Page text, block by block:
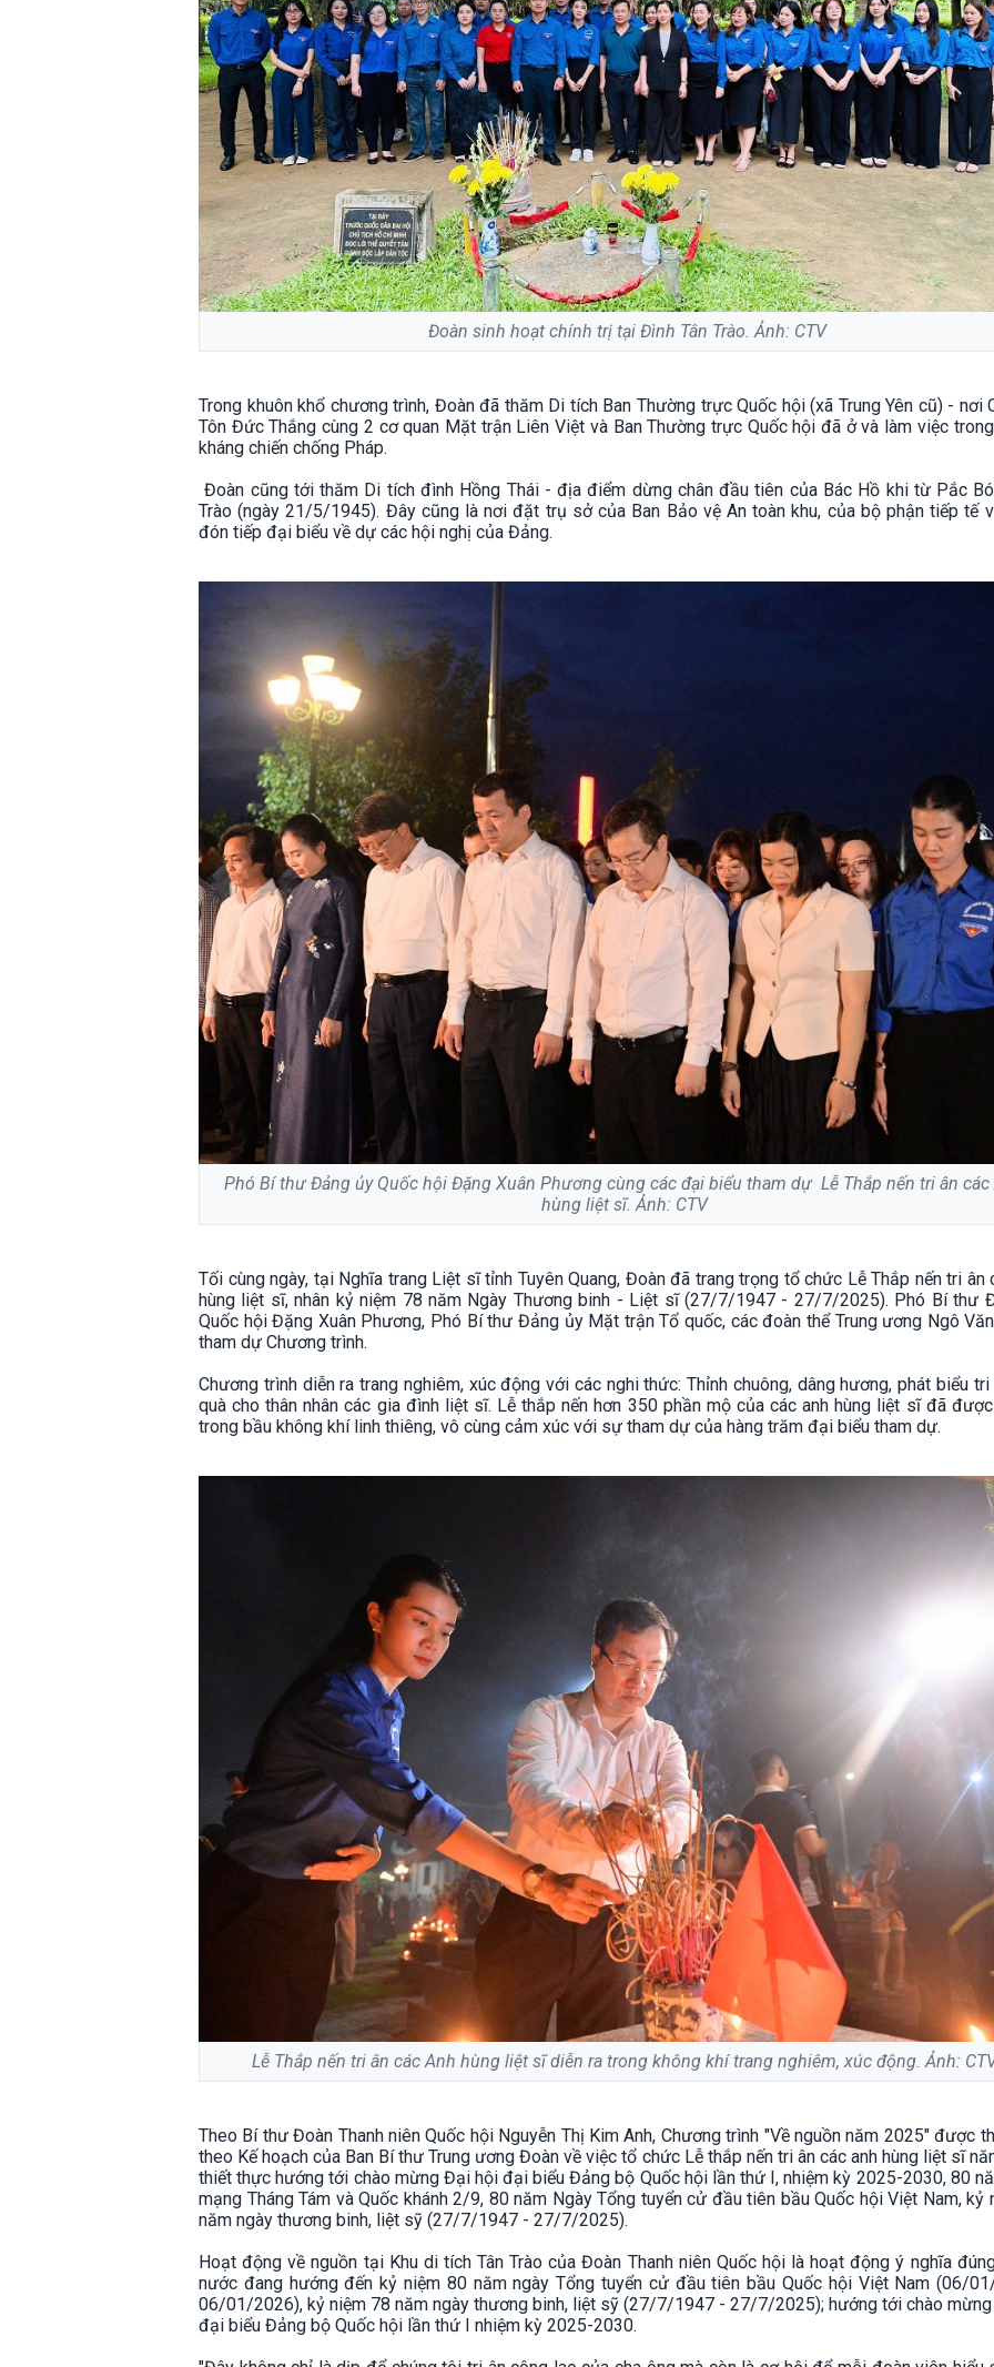
Đoàn sinh hoạt chính trị tại Đình Tân Trào. Ảnh: CTV
Trong khuôn khổ chương trình, Đoàn đã thăm Di tích Ban Thường trực Quốc hội (xã Trung Yên cũ) - nơi
Tôn Đức Thắng cùng 2 cơ quan Mặt trận Liên Việt và Ban Thường trực Quốc hội đã ở và làm việc
kháng chiến chống Pháp.
Đoàn cũng tới thăm Di tích đình Hồng Thái - địa điểm dừng chân đầu tiên của Bác Hồ khi từ Pắc
Trào (ngày 21/5/1945). Đây cũng là nơi đặt trụ sở của Ban Bảo vệ An toàn khu, của bộ phận tiếp tế
đón tiếp đại biểu về dự các hội nghị của Đảng.
Phó Bí thư Đảng ủy Quốc hội Đặng Xuân Phương cùng các đại biểu tham dự Lễ Thắp nến tri ân các
hùng liệt sĩ. Ảnh: CTV
Tối cùng ngày, tại Nghĩa trang Liệt sĩ tỉnh Tuyên Quang, Đoàn đã trang trọng tổ chức Lễ Thắp nến tri ân
hùng liệt sĩ, nhân kỷ niệm 78 năm Ngày Thương binh - Liệt sĩ (27/7/1947 - 27/7/2025). Phó Bí thư
Quốc hội Đặng Xuân Phương, Phó Bí thư Đảng ủy Mặt trận Tổ quốc, các đoàn thể Trung ương Ngô
tham dự Chương trình.
Chương trình diễn ra trang nghiêm, xúc động với các nghi thức: Thỉnh chuông, dâng hương, phát biểu tri
quà cho thân nhân các gia đình liệt sĩ. Lễ thắp nến hơn 350 phần mộ của các anh hùng liệt sĩ đã
trong bầu không khí linh thiêng, vô cùng cảm xúc với sự tham dự của hàng trăm đại biểu tham dự.
Lễ Thắp nến tri ân các Anh hùng liệt sĩ diễn ra trong không khí trang nghiêm, xúc động. Ảnh:
Theo Bí thư Đoàn Thanh niên Quốc hội Nguyễn Thị Kim Anh, Chương trình "Về nguồn năm 2025" được
theo Kế hoạch của Ban Bí thư Trung ương Đoàn về việc tổ chức Lễ thắp nến tri ân các anh hùng liệt sĩ
thiết thực hướng tới chào mừng Đại hội đại biểu Đảng bộ Quốc hội lần thứ I, nhiệm kỳ 2025-2030, 80
mạng Tháng Tám và Quốc khánh 2/9, 80 năm Ngày Tổng tuyển cử đầu tiên bầu Quốc hội Việt Nam, kỷ
năm ngày thương binh, liệt sỹ (27/7/1947 - 27/7/2025).
Hoạt động về nguồn tại Khu di tích Tân Trào của Đoàn Thanh niên Quốc hội là hoạt động ý nghĩa
nước đang hướng đến kỷ niệm 80 năm ngày Tổng tuyển cử đầu tiên bầu Quốc hội Việt Nam (06/
06/01/2026), kỷ niệm 78 năm ngày thương binh, liệt sỹ (27/7/1947 - 27/7/2025); hướng tới chào
đại biểu Đảng bộ Quốc hội lần thứ I nhiệm kỳ 2025-2030.